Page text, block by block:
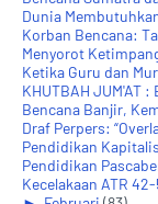
Dunia
Korban Bencana:
Menyorot
Ketika Guru dan
KHUTBAH JUM'AT :
Bencana Banjir,
Draf Perpers:
Pendidikan
Pendidikan
Kecelakaan ATR